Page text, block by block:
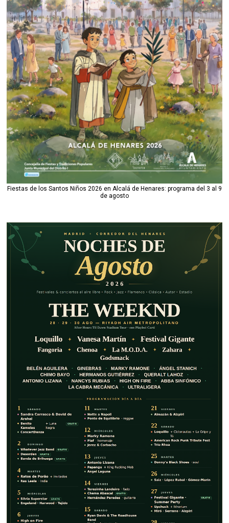
Fiestas de los Santos Niños 2026 en Alcalá de Henares: programa del 3 al 9
de agosto